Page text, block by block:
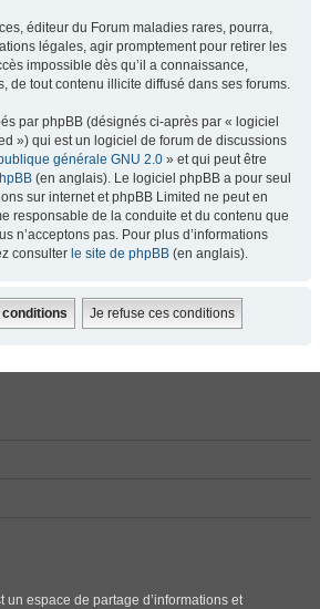
éditeur du Forum maladies rares, pourra,
légales, agir promptement pour retirer les
impossible dès qu’il a connaissance,
de tout contenu illicite diffusé dans ses forums.
par phpBB (désignés ci-après par « logiciel
») qui est un logiciel de forum de discussions
générale GNU 2.0 » et qui peut être
(en anglais). Le logiciel phpBB a pour seul
sur internet et phpBB Limited ne peut en
responsable de la conduite et du contenu que
n’acceptons pas. Pour plus d’informations
consulter le site de phpBB (en anglais).
un espace de partage d’informations et